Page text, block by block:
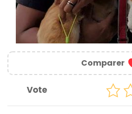
Comparer
Vote